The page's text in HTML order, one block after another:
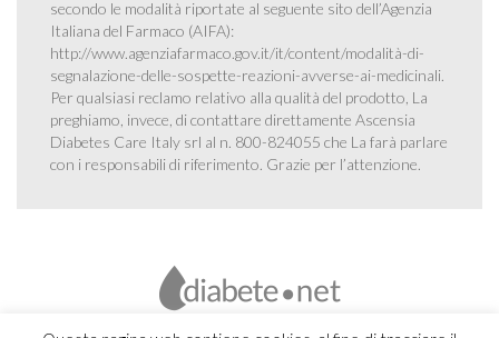
secondo le modalità riportate al seguente sito dell’Agenzia
Italiana del Farmaco (AIFA):
http://www.agenziafarmaco.gov.it/it/content/modalità-di-
segnalazione-delle-sospette-reazioni-avverse-ai-medicinali.
Per qualsiasi reclamo relativo alla qualità del prodotto, La
preghiamo, invece, di contattare direttamente Ascensia
Diabetes Care Italy srl al n. 800-824055 che La farà parlare
con i responsabili di riferimento. Grazie per l’attenzione.